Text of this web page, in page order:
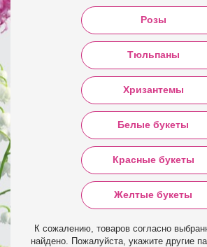
Розы
Тюльпаны
Хризантемы
Белые букеты
Красные букеты
Желтые букеты
К сожалению, товаров согласно
найдено. Пожалуйста, укажите другие